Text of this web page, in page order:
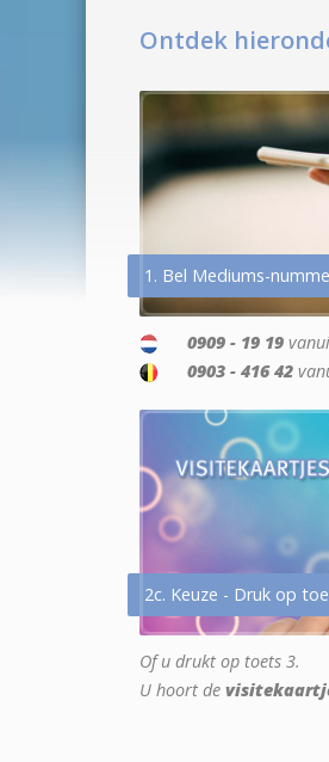
Ontdek
1. Bel Mediums-
0909 - 19 19
0903 - 416 42
2c. Keuze - Druk op
Of u drukt op toets 3.
U hoort de